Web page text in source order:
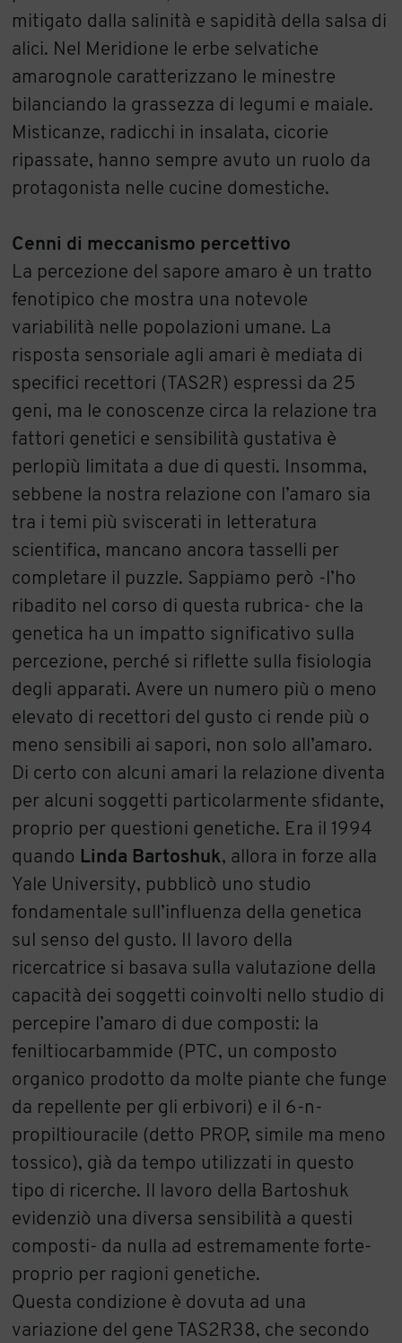
mitigato dalla salinità e sapidità della salsa di
alici. Nel Meridione le erbe selvatiche
amarognole caratterizzano le minestre
bilanciando la grassezza di legumi e maiale.
Misticanze, radicchi in insalata, cicorie
ripassate, hanno sempre avuto un ruolo da
protagonista nelle cucine domestiche.
Cenni di meccanismo percettivo
La percezione del sapore amaro è un tratto
fenotipico che mostra una notevole
variabilità nelle popolazioni umane. La
risposta sensoriale agli amari è mediata di
specifici recettori (TAS2R) espressi da 25
geni, ma le conoscenze circa la relazione tra
fattori genetici e sensibilità gustativa è
perlopiù limitata a due di questi. Insomma,
sebbene la nostra relazione con l’amaro sia
tra i temi più sviscerati in letteratura
scientifica, mancano ancora tasselli per
completare il puzzle. Sappiamo però -l’ho
ribadito nel corso di questa rubrica- che la
genetica ha un impatto significativo sulla
percezione, perché si riflette sulla fisiologia
degli apparati. Avere un numero più o meno
elevato di recettori del gusto ci rende più o
meno sensibili ai sapori, non solo all’amaro.
Di certo con alcuni amari la relazione diventa
per alcuni soggetti particolarmente sfidante,
proprio per questioni genetiche. Era il 1994
quando Linda Bartoshuk, allora in forze alla
Yale University, pubblicò uno studio
fondamentale sull’influenza della genetica
sul senso del gusto. Il lavoro della
ricercatrice si basava sulla valutazione della
capacità dei soggetti coinvolti nello studio di
percepire l’amaro di due composti: la
feniltiocarbammide (PTC, un composto
organico prodotto da molte piante che funge
da repellente per gli erbivori) e il 6-n-
propiltiouracile (detto PROP, simile ma meno
tossico), già da tempo utilizzati in questo
tipo di ricerche. Il lavoro della Bartoshuk
evidenziò una diversa sensibilità a questi
composti- da nulla ad estremamente forte-
proprio per ragioni genetiche.
Questa condizione è dovuta ad una
variazione del gene TAS2R38, che secondo